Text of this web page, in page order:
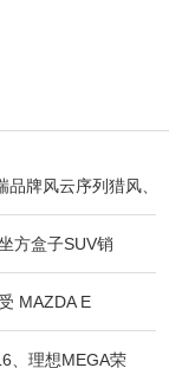
牌风云序列猎风、
方盒子SUV销
MAZDA E
、理想MEGA荣